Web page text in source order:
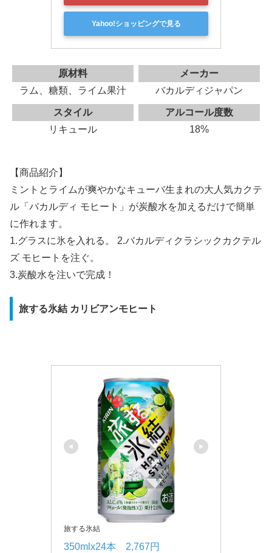
Yahoo!ショッピングで見る
原材料
ラム、糖類、ライム果汁
メーカー
バカルディジャパン
スタイル
リキュール
アルコール度数
18%
【商品紹介】
ミントとライムが爽やかなキューバ生まれの大人気カクテ
ル「バカルディ モヒート」が炭酸水を加えるだけで簡単
に作れます。
1.グラスに氷を入れる。 2.バカルディクラシックカクテル
ズ モヒートを注ぐ。
3.炭酸水を注いで完成！
旅する氷結 カリビアンモヒート
旅する氷結
350mlx24本　2,767円